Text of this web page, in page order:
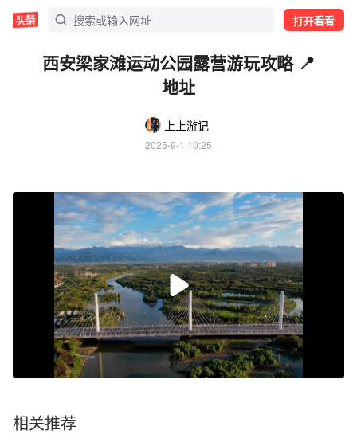
打开看看
西安梁家滩运动公园露营游玩攻略 📍
地址
上上游记
2025-9-1 10:25
相关推荐